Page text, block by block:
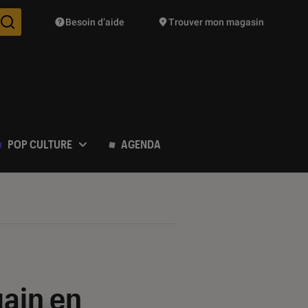
Des suggestions de produits vont vous être proposées
Besoin d’aide Trouver mon magasin
POP CULTURE AGENDA
en